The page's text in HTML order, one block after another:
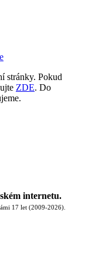
stránky. Pokud
ZDE. Do
internetu.
17 let (2009-2026).